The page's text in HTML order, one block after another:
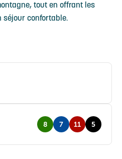
tout en offrant les
séjour confortable.
8 7 11 5